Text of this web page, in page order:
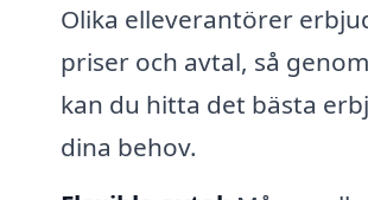
Olika elleverantörer
priser och avtal, så
kan du hitta det bästa
dina behov.